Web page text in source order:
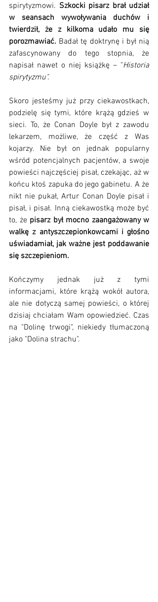
spirytyzmowi. Szkocki pisarz brał udział
w seansach wywoływania duchów i
twierdził, że z kilkoma udało mu się
porozmawiać. Badał tę doktrynę i był nią
zafascynowany do tego stopnia, że
napisał nawet o niej książkę – "Historia
spirytyzmu".
Skoro jesteśmy już przy ciekawostkach,
podzielę się tymi, które krążą gdzieś w
sieci. To, że Conan Doyle był z zawodu
lekarzem, możliwe, że część z Was
kojarzy. Nie był on jednak popularny
wśród potencjalnych pacjentów, a swoje
powieści najczęściej pisał, czekając, aż w
końcu ktoś zapuka do jego gabinetu. A że
nikt nie pukał, Artur Conan Doyle pisał i
pisał, i pisał. Inną ciekawostką może być
to, że pisarz był mocno zaangażowany w
walkę z antyszczepionkowcami i głośno
uświadamiał, jak ważne jest poddawanie
się szczepieniom.
Kończymy jednak już z tymi
informacjami, które krążą wokół autora,
ale nie dotyczą samej powieści, o której
dzisiaj chciałam Wam opowiedzieć. Czas
na "Dolinę trwogi", niekiedy tłumaczoną
jako "Dolina strachu".